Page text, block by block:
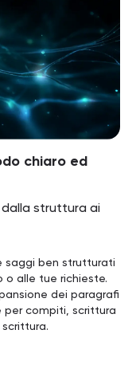
chiaro ed
struttura ai
saggi ben strutturati
o alle tue richieste.
dei paragrafi
per compiti, scrittura